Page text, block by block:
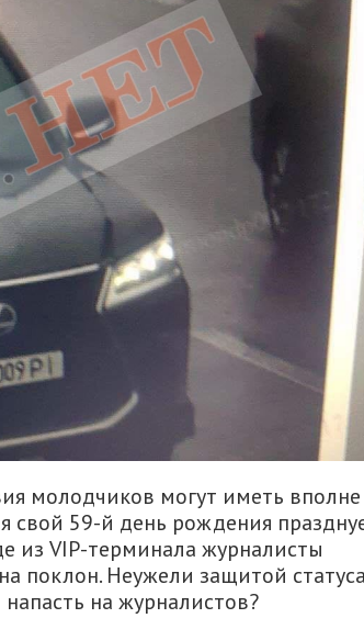
молодчиков могут иметь вполне
свой 59-й день рождения
из VIP-терминала журналисты
поклон. Неужели защитой
на журналистов?